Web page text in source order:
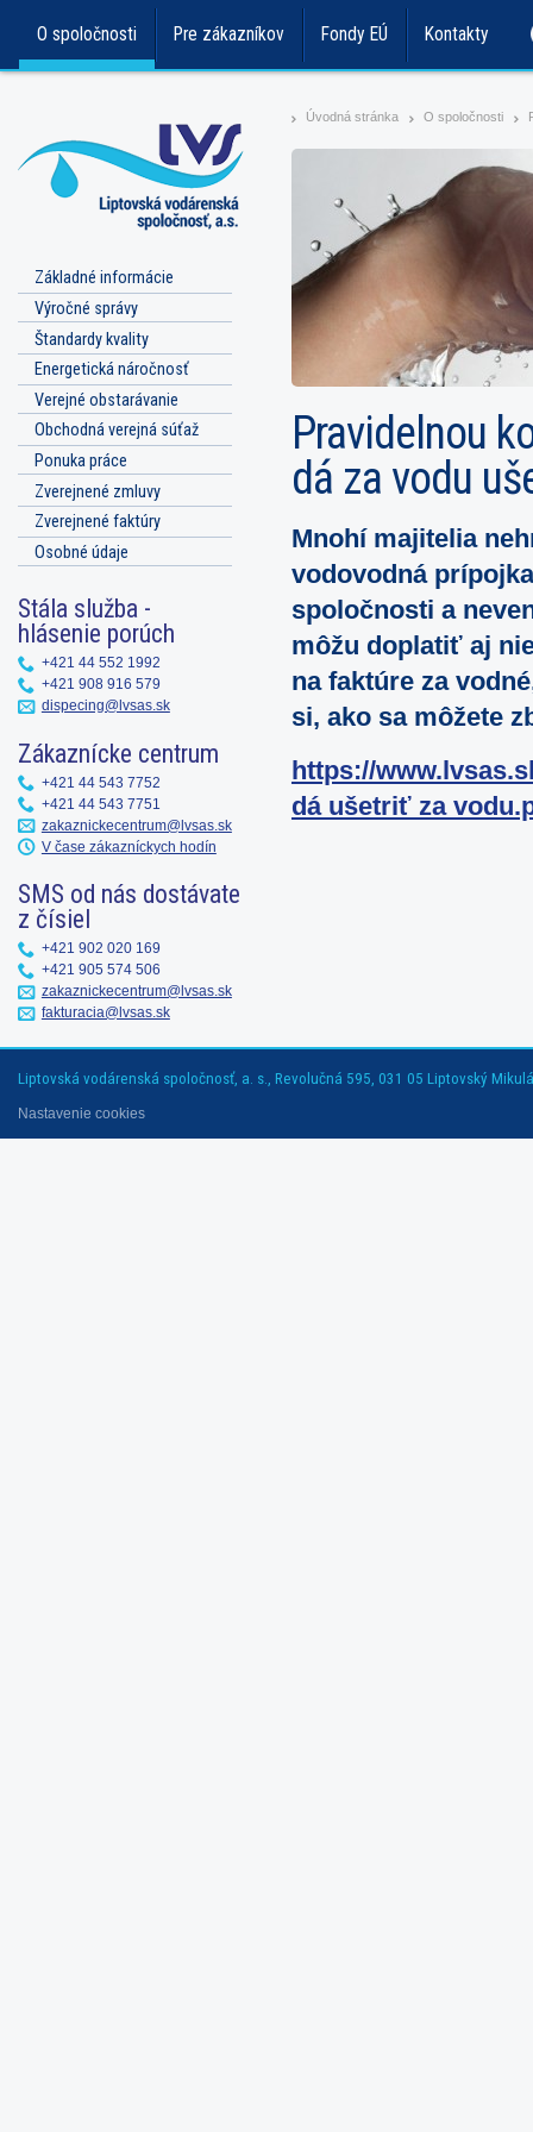
O spoločnosti Pre zákazníkov Fondy EÚ Kontakty
> Úvodná stránka > O spoločnosti >
Pravidelnou
dá za vodu
Mnohí majitelia
vodovodná
spoločnosti a
môžu doplatiť aj
na faktúre za
si, ako sa môžete
https://
dá ušetriť za
Základné informácie
Výročné správy
Štandardy kvality
Energetická náročnosť
Verejné obstarávanie
Obchodná verejná súťaž
Ponuka práce
Zverejnené zmluvy
Zverejnené faktúry
Osobné údaje
Stála služba -
hlásenie porúch
+421 44 552 1992
+421 908 916 579
dispecing@lvsas.sk
Zákaznícke centrum
+421 44 543 7752
+421 44 543 7751
zakaznickecentrum@lvsas.sk
V čase zákazníckych hodín
SMS od nás dostávate
z čísiel
+421 902 020 169
+421 905 574 506
zakaznickecentrum@lvsas.sk
fakturacia@lvsas.sk
Liptovská vodárenská spoločnosť, a. s., Revolučná 595, 031 05 Liptovský
Nastavenie cookies